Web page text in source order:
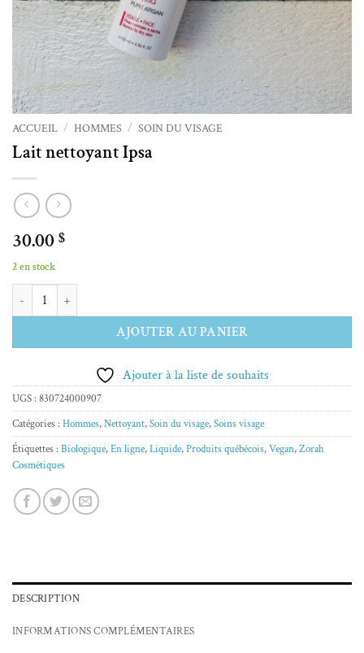
ACCUEIL / HOMMES / SOIN DU VISAGE
Lait nettoyant Ipsa
30.00 $
2 en stock
quantité de Lait nettoyant Ipsa
AJOUTER AU PANIER
Alternative:
Ajouter à la liste de souhaits
UGS : 830724000907
Catégories : Hommes,Nettoyant,Soin du visage,Soins visage
Étiquettes : Biologique,En ligne,Liquide,Produits québécois,Vegan,Zorah
Cosmétiques
DESCRIPTION
INFORMATIONS COMPLÉMENTAIRES